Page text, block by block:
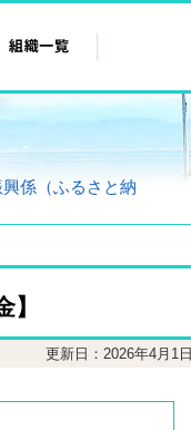
係（ふるさと納
更新日：2026年4月1日